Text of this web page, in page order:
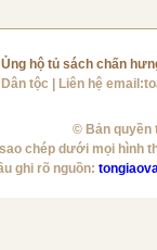
Ủng hộ tủ sách chấn
tộc | Liên hệ email:
© Bản quyền
chép dưới mọi hình
ghi rõ nguồn: